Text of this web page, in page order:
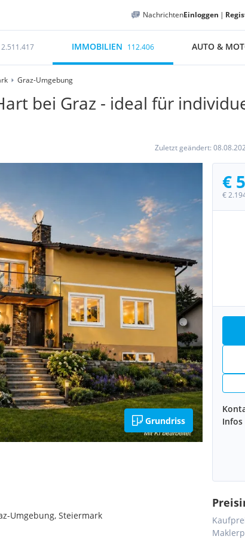
NachrichtenEinloggen |
IMMOBILIEN 112.406 AUTO &
Graz-Umgebung
bei Graz - ideal für
Zuletzt geändert:
Grundriss
€
€
Infos
Umgebung, Steiermark